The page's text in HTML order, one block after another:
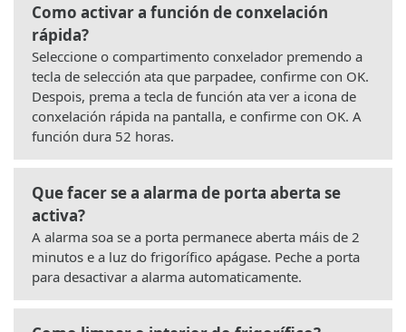
Como activar a función de conxelación
rápida?
Seleccione o compartimento conxelador premendo a
tecla de selección ata que parpadee, confirme con OK.
Despois, prema a tecla de función ata ver a icona de
conxelación rápida na pantalla, e confirme con OK. A
función dura 52 horas.
Que facer se a alarma de porta aberta se
activa?
A alarma soa se a porta permanece aberta máis de 2
minutos e a luz do frigorífico apágase. Peche a porta
para desactivar a alarma automaticamente.